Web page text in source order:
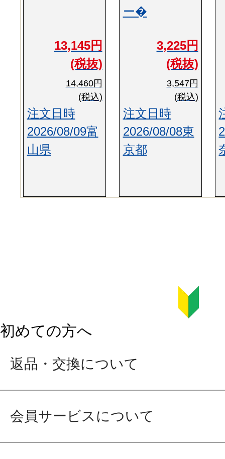
13,145円
(税抜)
14,460円
(税込)
注文日時
2026/08/09富
山県
ー�
3,225円
(税抜)
3,547円
(税込)
注文日時
2026/08/08東
京都
初めての方へ
返品・交換について
会員サービスについて